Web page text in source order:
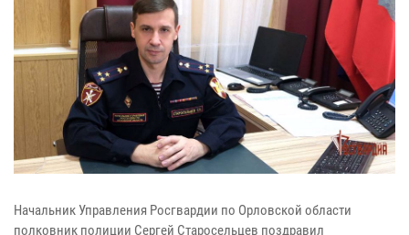
Начальник Управления Росгвардии по Орловской области
полковник полиции Сергей Старосельцев поздравил